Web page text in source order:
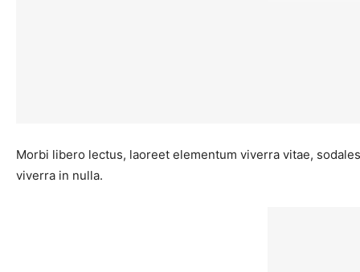
Morbi libero lectus, laoreet elementum viverra vitae,
viverra in nulla.